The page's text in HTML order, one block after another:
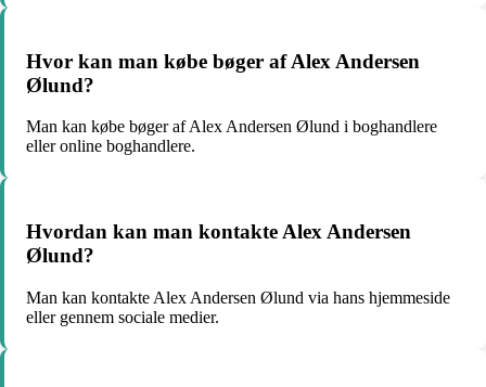
Hvor kan man købe bøger af Alex Andersen
Ølund?
Man kan købe bøger af Alex Andersen Ølund i boghandlere
eller online boghandlere.
Hvordan kan man kontakte Alex Andersen
Ølund?
Man kan kontakte Alex Andersen Ølund via hans hjemmeside
eller gennem sociale medier.